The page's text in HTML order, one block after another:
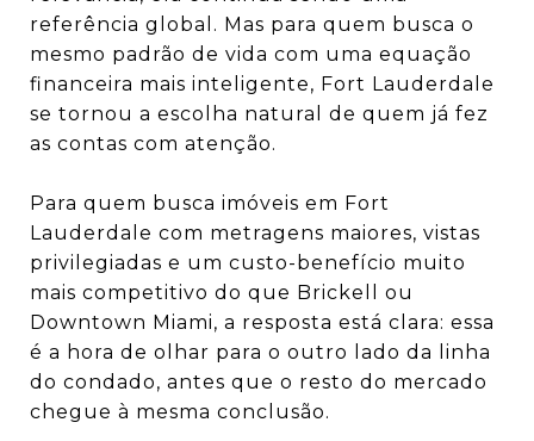
referência global. Mas para quem busca o
mesmo padrão de vida com uma equação
financeira mais inteligente, Fort Lauderdale
se tornou a escolha natural de quem já fez
as contas com atenção.
Para quem busca imóveis em Fort
Lauderdale com metragens maiores, vistas
privilegiadas e um custo-benefício muito
mais competitivo do que Brickell ou
Downtown Miami, a resposta está clara: essa
é a hora de olhar para o outro lado da linha
do condado, antes que o resto do mercado
chegue à mesma conclusão.